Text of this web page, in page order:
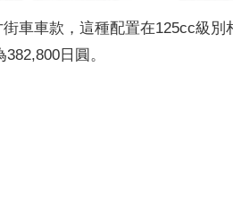
車車款，這種配置在125cc級別
日圓。